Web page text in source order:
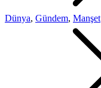
Dünya, Gündem, Manşet